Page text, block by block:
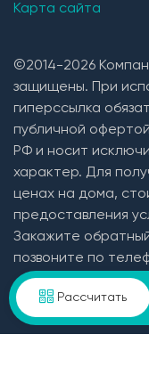
Рассчитать
Карта сайта
©2014-2026
защищены. При
гиперссылка
публичной
РФ и носит
характер. Для
ценах на дома,
предоставления
Закажите обратный
позвоните по